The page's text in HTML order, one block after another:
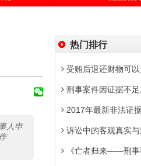
人申
热门排行
受贿后退还财物可
刑事案件因证据不
2017年最新非法证
诉讼中的客观真实
《亡者归来——刑事